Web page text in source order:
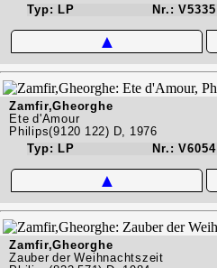
Typ: LP
Nr.: V5335
▲
Zamfir,Gheorghe
Ete d'Amour
Philips(9120 122) D, 1976
Typ: LP
Nr.: V6054
▲
Zamfir,Gheorghe
Zauber der Weihnachtszeit